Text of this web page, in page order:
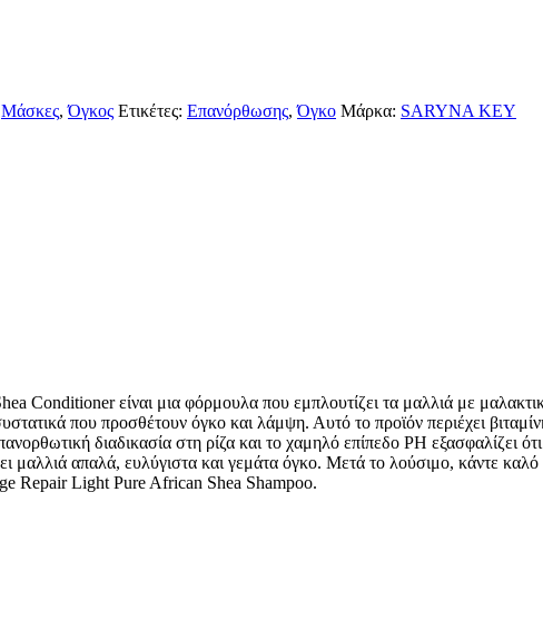
Μάσκες, Όγκος Ετικέτες: Επανόρθωσης, Όγκο Μάρκα: SARYNA KEY
είναι μια φόρμουλα που εμπλουτίζει τα μαλλιά με
που προσθέτουν όγκο και λάμψη. Αυτό το προϊόν περιέχει
διαδικασία στη ρίζα και το χαμηλό επίπεδο PH εξασφαλίζει
μαλλιά απαλά, ευλύγιστα και γεμάτα όγκο. Μετά το λούσιμο, κάντε
Repair Light Pure African Shea Shampoo.